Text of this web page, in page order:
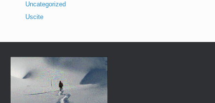
Uncategorized
Uscite